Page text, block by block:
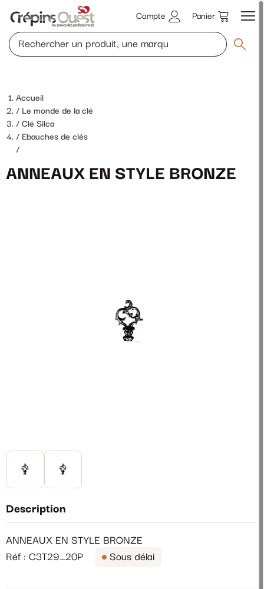
Compte Panier
Accueil
Le monde de la clé
Clé Silca
Ebauches de clés
/
ANNEAUX EN STYLE BRONZE
Description
ANNEAUX EN STYLE BRONZE
Réf : C3T29_20P
Sous délai